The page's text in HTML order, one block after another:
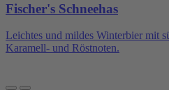
Fischer's Schneehas
Leichtes und mildes Winterbier mit
Karamell- und Röstnoten.